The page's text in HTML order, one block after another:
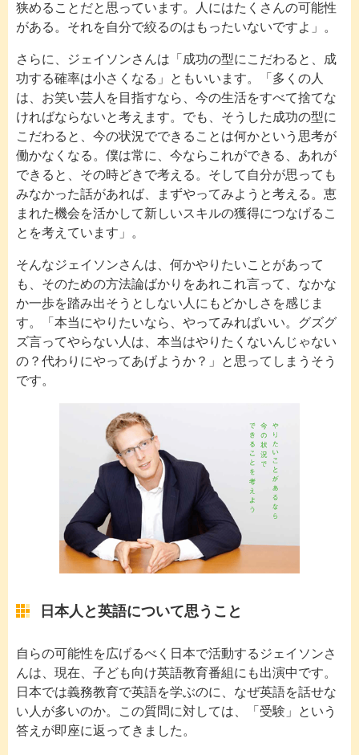
狭めることだと思っています。人にはたくさんの可能性
がある。それを自分で絞るのはもったいないですよ」。
さらに、ジェイソンさんは「成功の型にこだわると、成
功する確率は小さくなる」ともいいます。「多くの人
は、お笑い芸人を目指すなら、今の生活をすべて捨てな
ければならないと考えます。でも、そうした成功の型に
こだわると、今の状況でできることは何かという思考が
働かなくなる。僕は常に、今ならこれができる、あれが
できると、その時どきで考える。そして自分が思っても
みなかった話があれば、まずやってみようと考える。恵
まれた機会を活かして新しいスキルの獲得につなげるこ
とを考えています」。
そんなジェイソンさんは、何かやりたいことがあって
も、そのための方法論ばかりをあれこれ言って、なかな
か一歩を踏み出そうとしない人にもどかしさを感じま
す。「本当にやりたいなら、やってみればいい。グズグ
ズ言ってやらない人は、本当はやりたくないんじゃない
の？代わりにやってあげようか？」と思ってしまうそう
です。
日本人と英語について思うこと
自らの可能性を広げるべく日本で活動するジェイソンさ
んは、現在、子ども向け英語教育番組にも出演中です。
日本では義務教育で英語を学ぶのに、なぜ英語を話せな
い人が多いのか。この質問に対しては、「受験」という
答えが即座に返ってきました。